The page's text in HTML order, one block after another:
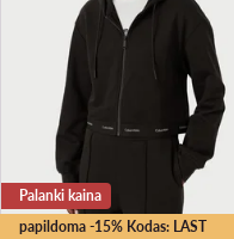
papildoma -15% Kodas: LAST
Palanki kaina